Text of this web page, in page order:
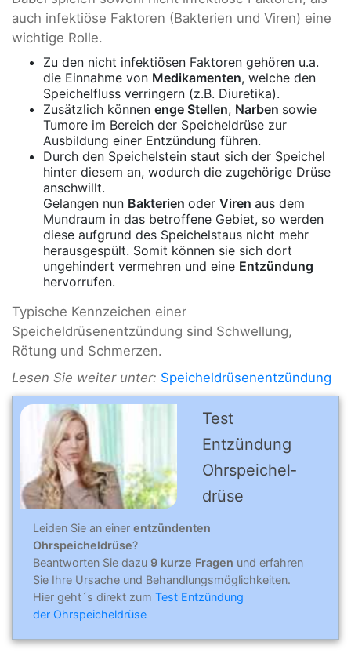
auch infektiöse Faktoren (Bakterien und Viren) eine
wichtige Rolle.
Zu den nicht infektiösen Faktoren gehören u.a.
die Einnahme von Medikamenten, welche den
Speichelfluss verringern (z.B. Diuretika).
Zusätzlich können enge Stellen, Narben sowie
Tumore im Bereich der Speicheldrüse zur
Ausbildung einer Entzündung führen.
Durch den Speichelstein staut sich der Speichel
hinter diesem an, wodurch die zugehörige Drüse
anschwillt.
Gelangen nun Bakterien oder Viren aus dem
Mundraum in das betroffene Gebiet, so werden
diese aufgrund des Speichelstaus nicht mehr
herausgespült. Somit können sie sich dort
ungehindert vermehren und eine Entzündung
hervorrufen.
Typische Kennzeichen einer
Speicheldrüsenentzündung sind Schwellung,
Rötung und Schmerzen.
Lesen Sie weiter unter: Speicheldrüsenentzündung
Test
Entzündung
Ohrspei­chel­
drüse
Leiden Sie an einer entzündenten
Ohrspeicheldrüse?
Beantworten Sie dazu 9 kurze Fragen und erfahren
Sie Ihre Ursache und Behandlungsmöglichkeiten.
Hier geht´s direkt zum Test Entzündung
der Ohrspeicheldrüse